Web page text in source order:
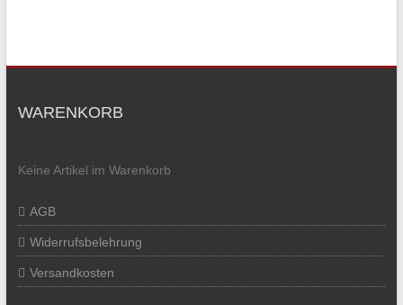
WARENKORB
Keine Artikel im Warenkorb
AGB
Widerrufsbelehrung
Versandkosten